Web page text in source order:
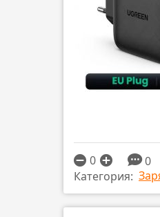
0
0
Категория: